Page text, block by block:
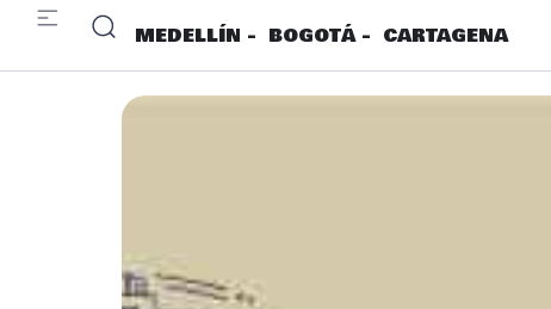
MEDELLÍN - BOGOTÁ - CARTAGENA